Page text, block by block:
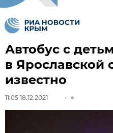
Автобус с
в Ярославской
известно
11:05 18.12.2021